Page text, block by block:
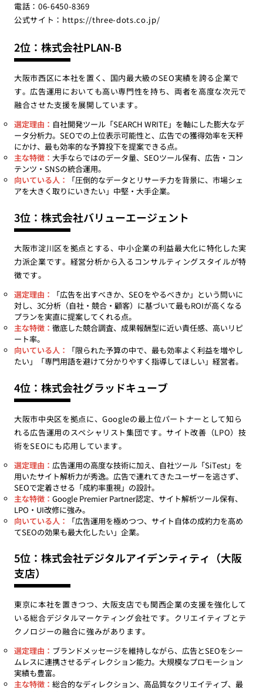
電話：06-6450-8369
公式サイト： https://three-dots.co.jp/
2位：株式会社PLAN-B
大阪市西区に本社を置く、国内最大級のSEO実績を誇る企業で
す。広告運用においても高い専門性を持ち、両者を高度な次元で
融合させた支援を展開しています。
選定理由： 自社開発ツール「SEARCH WRITE」を軸にした膨大なデ
ータ分析力。SEOでの上位表示可能性と、広告での獲得効率を天秤
にかけ、最も効率的な予算投下を提案できる点。
主な特徴： 大手ならではのデータ量、SEOツール保有、広告・コン
テンツ・SNSの統合運用。
向いている人：
「圧倒的なデータとリサーチ力を背景に、市場シェ
アを大きく取りにいきたい」中堅・大手企業。
3位：株式会社バリューエージェント
大阪市淀川区を拠点とする、中小企業の利益最大化に特化した実
力派企業です。経営分析から入るコンサルティングスタイルが特
徴です。
選定理由：
「広告を出すべきか、SEOをやるべきか」という問いに
対し、3C分析（自社・競合・顧客）に基づいて最もROIが高くなる
プランを実直に提案してくれる点。
主な特徴： 徹底した競合調査、成果報酬型に近い責任感、高いリピ
ート率。
向いている人：
「限られた予算の中で、最も効率よく利益を増やし
たい」「専門用語を避けて分かりやすく指導してほしい」経営者。
4位：株式会社グラッドキューブ
大阪市中央区を拠点に、Googleの最上位パートナーとして知ら
れる広告運用のスペシャリスト集団です。サイト改善（LPO）技
術をSEOにも応用しています。
選定理由： 広告運用の高度な技術に加え、自社ツール「SiTest」を
用いたサイト解析力が秀逸。広告で連れてきたユーザーを逃さず、
SEOで定着させる「成約率重視」の設計。
主な特徴： Google Premier Partner認定、サイト解析ツール保有、
LPO・UI改修に強み。
向いている人：
「広告運用を極めつつ、サイト自体の成約力を高め
てSEOの効果も最大化したい」企業。
5位：株式会社デジタルアイデンティティ（大阪
支店）
東京に本社を置きつつ、大阪支店でも関西企業の支援を強化して
いる総合デジタルマーケティング会社です。クリエイティブとテ
クノロジーの融合に強みがあります。
選定理由： ブランドメッセージを維持しながら、広告とSEOをシー
ムレスに連携させるディレクション能力。大規模なプロモーション
実績も豊富。
主な特徴： 総合的なディレクション、高品質なクリエイティブ、最